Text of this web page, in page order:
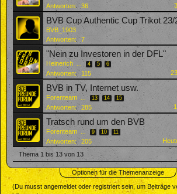
Antworten: 36
BVB Cup Authentic Cup Trikot 23/
BVB_1903
Antworten:
7
"Nein zu Investoren in der DFL"
Heinerich ... 4 5 6
Antworten: 115
BVB in TV, Internet usw.
Forenteam ... 13 14 15
Antworten: 285
Tratsch rund um den BVB
Forenteam ... 9 10 11
Antworten: 205
Thema 1 bis 13 von 13
Optionen für die Themenanzeige
(Du musst angemeldet oder registriert sein, um Beiträge